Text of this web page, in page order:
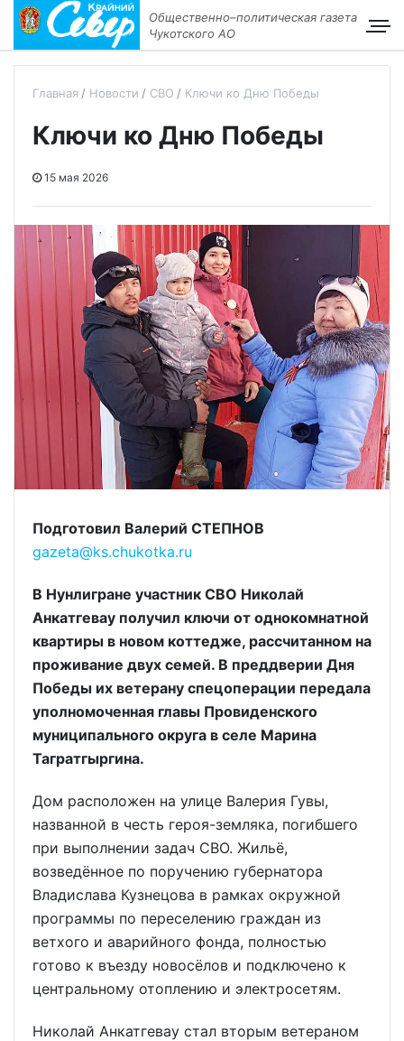
Общественно–политическая газета
Чукотского АО
Главная Новости СВО Ключи ко Дню Победы
Ключи ко Дню Победы
15 мая 2026
Подготовил Валерий СТЕПНОВ
gazeta@ks.chukotka.ru
В Нунлигране участник СВО Николай
Анкатгевау получил ключи от однокомнатной
квартиры в новом коттедже, рассчитанном на
проживание двух семей. В преддверии Дня
Победы их ветерану спецоперации передала
уполномоченная главы Провиденского
муниципального округа в селе Марина
Тагратгыргина.
Дом расположен на улице Валерия Гувы,
названной в честь героя-земляка, погибшего
при выполнении задач СВО. Жильё,
возведённое по поручению губернатора
Владислава Кузнецова в рамках окружной
программы по переселению граждан из
ветхого и аварийного фонда, полностью
готово к въезду новосёлов и подключено к
центральному отоплению и электросетям.
Николай Анкатгевау стал вторым ветераном